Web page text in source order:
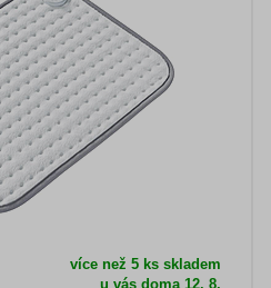
více než 5 ks skladem
u vás doma 12. 8.